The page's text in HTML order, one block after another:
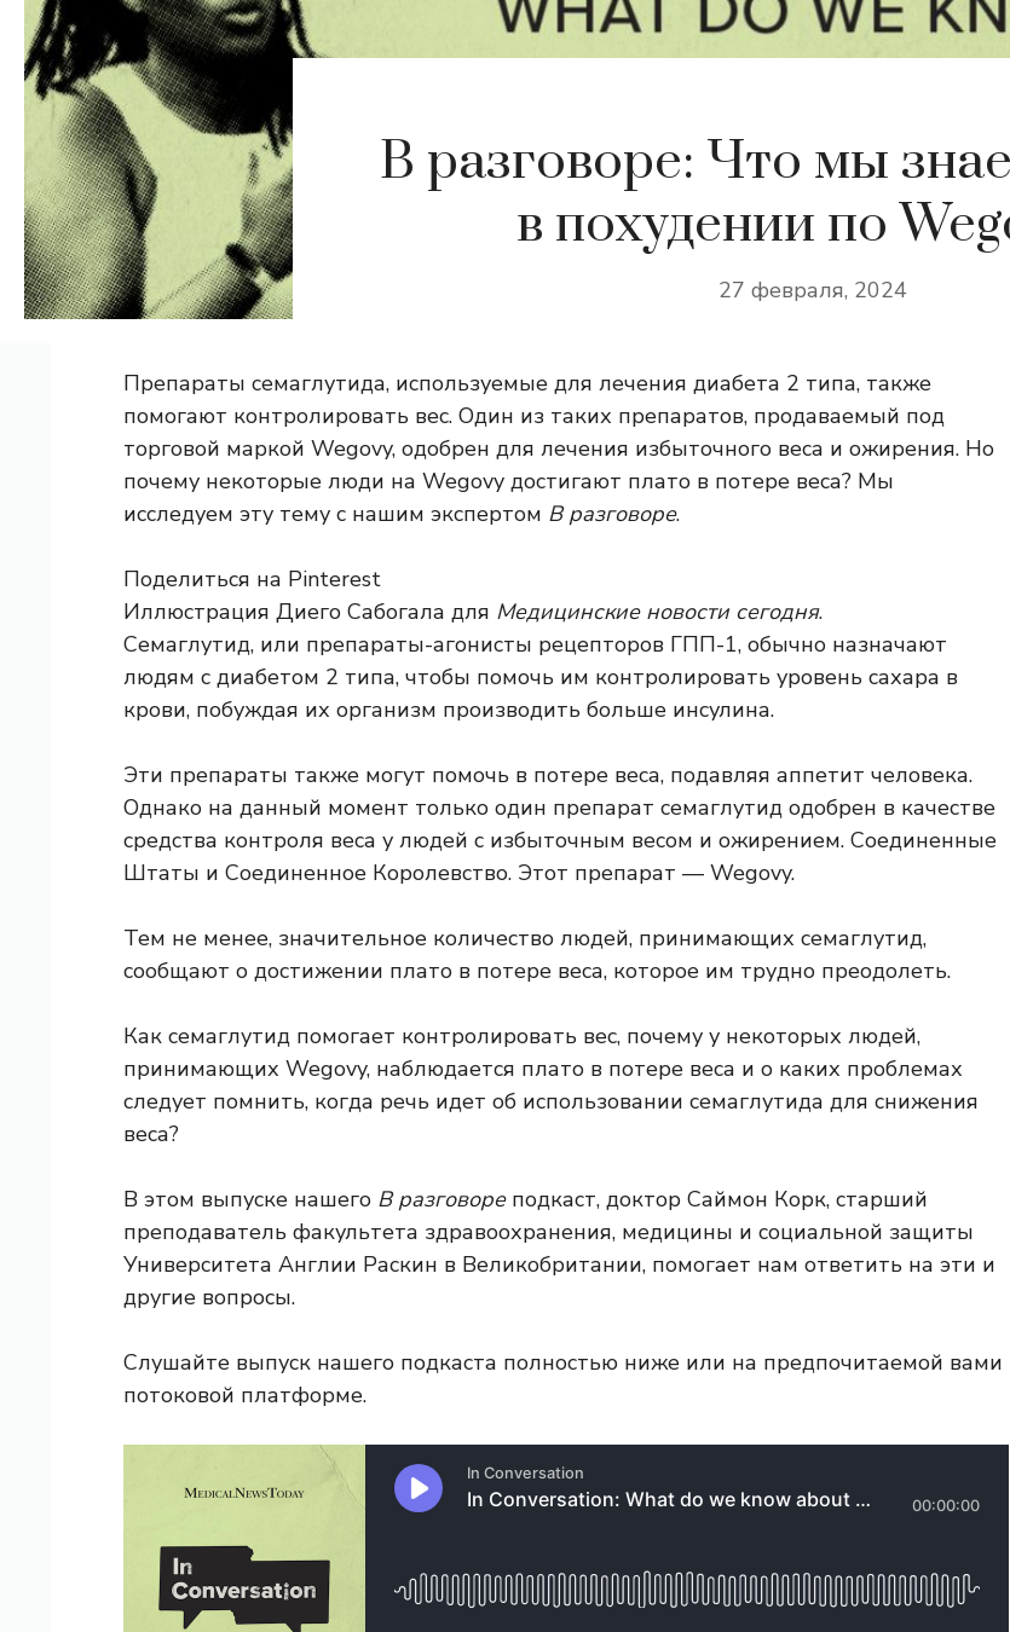
В разговоре: Что мы
в похудении по
27 февраля, 2024
Препараты семаглутида, используемые для лечения диабета 2 типа, также
помогают контролировать вес. Один из таких препаратов, продаваемый под
торговой маркой Wegovy, одобрен для лечения избыточного веса и ожирения. Но
почему некоторые люди на Wegovy достигают плато в потере веса? Мы
исследуем эту тему с нашим экспертом В разговоре.
Поделиться на Pinterest
Иллюстрация Диего Сабогала для Медицинские новости сегодня.
Семаглутид, или препараты-агонисты рецепторов ГПП-1, обычно назначают
людям с диабетом 2 типа, чтобы помочь им контролировать уровень сахара в
крови, побуждая их организм производить больше инсулина.
Эти препараты также могут помочь в потере веса, подавляя аппетит человека.
Однако на данный момент только один препарат семаглутид одобрен в качестве
средства контроля веса у людей с избыточным весом и ожирением. Соединенные
Штаты и Соединенное Королевство. Этот препарат — Wegovy.
Тем не менее, значительное количество людей, принимающих семаглутид,
сообщают о достижении плато в потере веса, которое им трудно преодолеть.
Как семаглутид помогает контролировать вес, почему у некоторых людей,
принимающих Wegovy, наблюдается плато в потере веса и о каких проблемах
следует помнить, когда речь идет об использовании семаглутида для снижения
веса?
В этом выпуске нашего В разговореподкаст, доктор Саймон Корк, старший
преподаватель факультета здравоохранения, медицины и социальной защиты
Университета Англии Раскин в Великобритании, помогает нам ответить на эти и
другие вопросы.
Слушайте выпуск нашего подкаста полностью ниже или на предпочитаемой вами
потоковой платформе.